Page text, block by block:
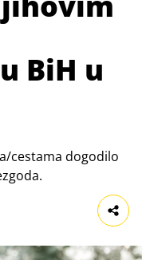
BiH u
cestama dogodilo